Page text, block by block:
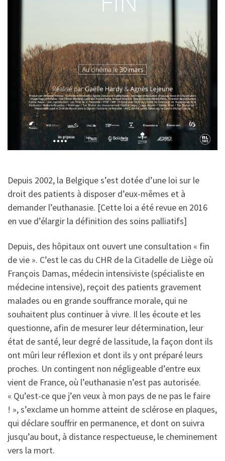
Depuis 2002, la Belgique s’est dotée d’une loi sur le
droit des patients à disposer d’eux-mêmes et à
demander l’euthanasie. [Cette loi a été revue en 2016
en vue d’élargir la définition des soins palliatifs]
Depuis, des hôpitaux ont ouvert une consultation « fin
de vie ». C’est le cas du CHR de la Citadelle de Liège où
François Damas, médecin intensiviste (spécialiste en
médecine intensive), reçoit des patients gravement
malades ou en grande souffrance morale, qui ne
souhaitent plus continuer à vivre. Il les écoute et les
questionne, afin de mesurer leur détermination, leur
état de santé, leur degré de lassitude, la façon dont ils
ont mûri leur réflexion et dont ils y ont préparé leurs
proches. Un contingent non négligeable d’entre eux
vient de France, où l’euthanasie n’est pas autorisée.
« Qu’est-ce que j’en veux à mon pays de ne pas le faire
! », s’exclame un homme atteint de sclérose en plaques,
qui déclare souffrir en permanence, et dont on suivra
jusqu’au bout, à distance respectueuse, le cheminement
vers la mort.